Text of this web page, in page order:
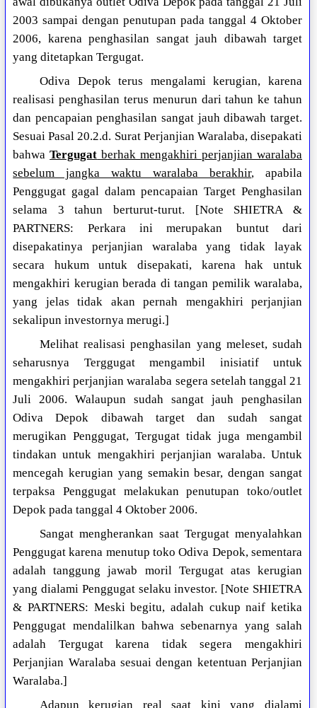
2003 sampai dengan penutupan pada tanggal 4 Oktober
2006, karena penghasilan sangat jauh dibawah target
yang ditetapkan Tergugat.
Odiva Depok terus mengalami kerugian, karena
realisasi penghasilan terus menurun dari tahun ke tahun
dan pencapaian penghasilan sangat jauh dibawah target.
Sesuai Pasal 20.2.d. Surat Perjanjian Waralaba, disepakati
bahwaTergugat berhak mengakhiri perjanjian waralaba
sebelum jangka waktu waralaba berakhir, apabila
Penggugat gagal dalam pencapaian Target Penghasilan
selama 3 tahun berturut-turut. [Note SHIETRA &
PARTNERS: Perkara ini merupakan buntut dari
disepakatinya perjanjian waralaba yang tidak layak
secara hukum untuk disepakati, karena hak untuk
mengakhiri kerugian berada di tangan pemilik waralaba,
yang jelas tidak akan pernah mengakhiri perjanjian
sekalipun investornya merugi.]
Melihat realisasi penghasilan yang meleset, sudah
seharusnya Terggugat mengambil inisiatif untuk
mengakhiri perjanjian waralaba segera setelah tanggal 21
Juli 2006. Walaupun sudah sangat jauh penghasilan
Odiva Depok dibawah target dan sudah sangat
merugikan Penggugat, Tergugat tidak juga mengambil
tindakan untuk mengakhiri perjanjian waralaba. Untuk
mencegah kerugian yang semakin besar, dengan sangat
terpaksa Penggugat melakukan penutupan toko/outlet
Depok pada tanggal 4 Oktober 2006.
Sangat mengherankan saat Tergugat menyalahkan
Penggugat karena menutup toko Odiva Depok, sementara
adalah tanggung jawab moril Tergugat atas kerugian
yang dialami Penggugat selaku investor. [Note SHIETRA
& PARTNERS: Meski begitu, adalah cukup naif ketika
Penggugat mendalilkan bahwa sebenarnya yang salah
adalah Tergugat karena tidak segera mengakhiri
Perjanjian Waralaba sesuai dengan ketentuan Perjanjian
Waralaba.]
Adapun kerugian real saat kini yang dialami